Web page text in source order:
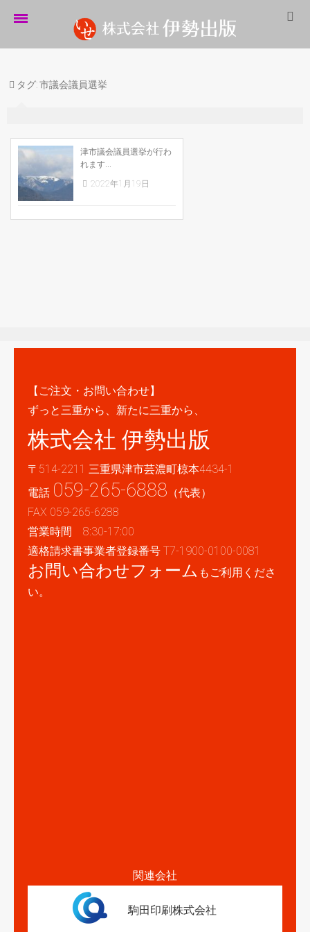
伊勢出版だより
制作実績
企業情報
採用情報
タグ:市議会議員選挙
津市議会議員選挙が行わ
れます...
2022年1月19日
【ご注文・お問い合わせ】
ずっと三重から、新たに三重から、
株式会社 伊勢出版
〒514-2211 三重県津市芸濃町椋本4434-1
電話 059-265-6888 （代表）
FAX 059-265-6288
営業時間 8:30-17:00
適格請求書事業者登録番号 T7-1900-0100-0081
お問い合わせフォーム もご利用くださ
い。
関連会社
駒田印刷株式会社